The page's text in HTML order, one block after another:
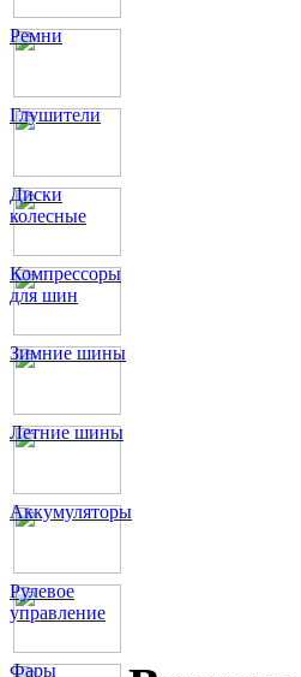
Ремни
Глушители
Диски
колесные
Компрессоры
для шин
Зимние шины
Летние шины
Аккумуляторы
Рулевое
управление
Фары